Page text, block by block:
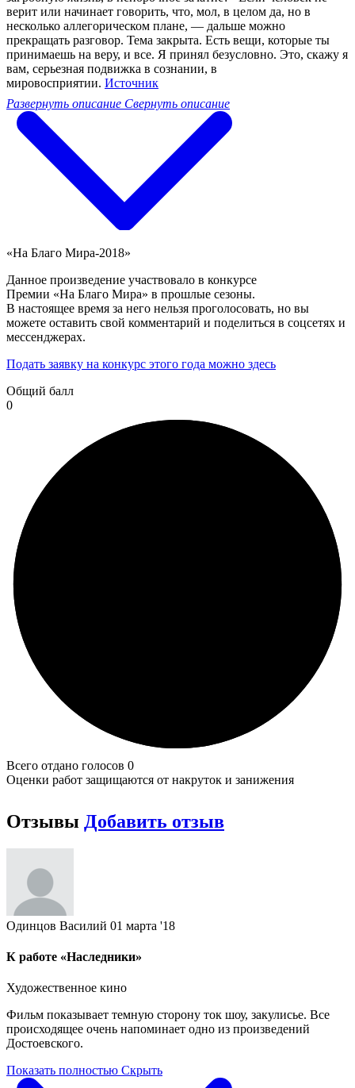
верит или начинает говорить, что, мол, в целом да, но в
несколько аллегорическом плане, — дальше можно
прекращать разговор. Тема закрыта. Есть вещи, которые ты
принимаешь на веру, и все. Я принял безусловно. Это, скажу я
вам, серьезная подвижка в сознании, в
мировосприятии. Источник
Развернуть описание Свернуть описание
«На Благо Мира-2018»
Данное произведение участвовало в конкурсе
Премии «На Благо Мира» в прошлые сезоны.
В настоящее время за него нельзя проголосовать, но вы
можете оставить свой комментарий и поделиться в соцсетях и
мессенджерах.
Подать заявку на конкурс этого года можно здесь
Общий балл
0
Всего отдано голосов 0
Оценки работ защищаются от накруток и занижения
Отзывы Добавить отзыв
Одинцов Василий 01 марта '18
К работе «Наследники»
Художественное кино
Фильм показывает темную сторону ток шоу, закулисье. Все
происходящее очень напоминает одно из произведений
Достоевского.
Показать полностью Скрыть